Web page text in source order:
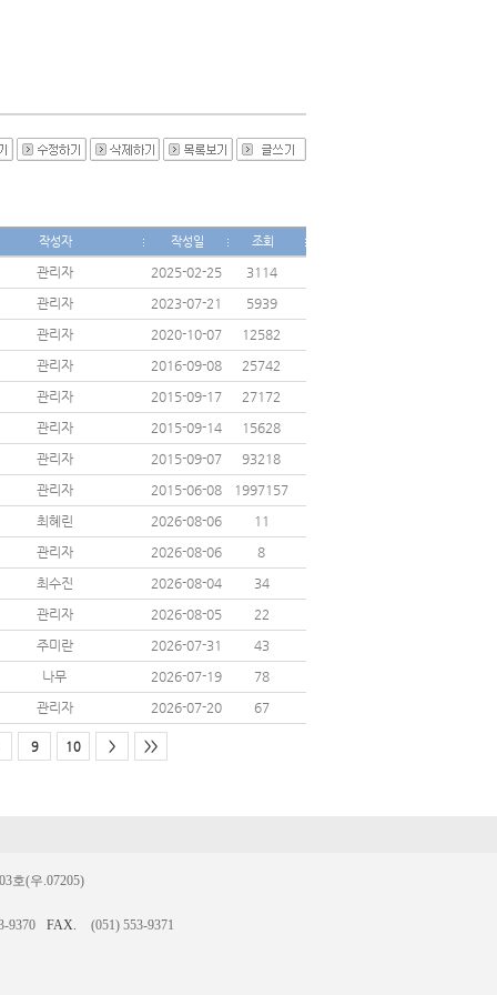
작성자 작성일 조회
관리자 2025-02-25
3114
관리자 2023-07-21
5939
관리자 2020-10-07
12582
관리자 2016-09-08
25742
관리자 2015-09-17
27172
관리자 2015-09-14
15628
관리자 2015-09-07
93218
관리자 2015-06-08
1997157
최혜린 2026-08-06
11
관리자 2026-08-06
8
최수진 2026-08-04
34
관리자 2026-08-05
22
주미란 2026-07-31
43
나무 2026-07-19
78
관리자 2026-07-20 67
9 10 > >>
호(우.07205)
9370 FAX.
(051) 553-9371